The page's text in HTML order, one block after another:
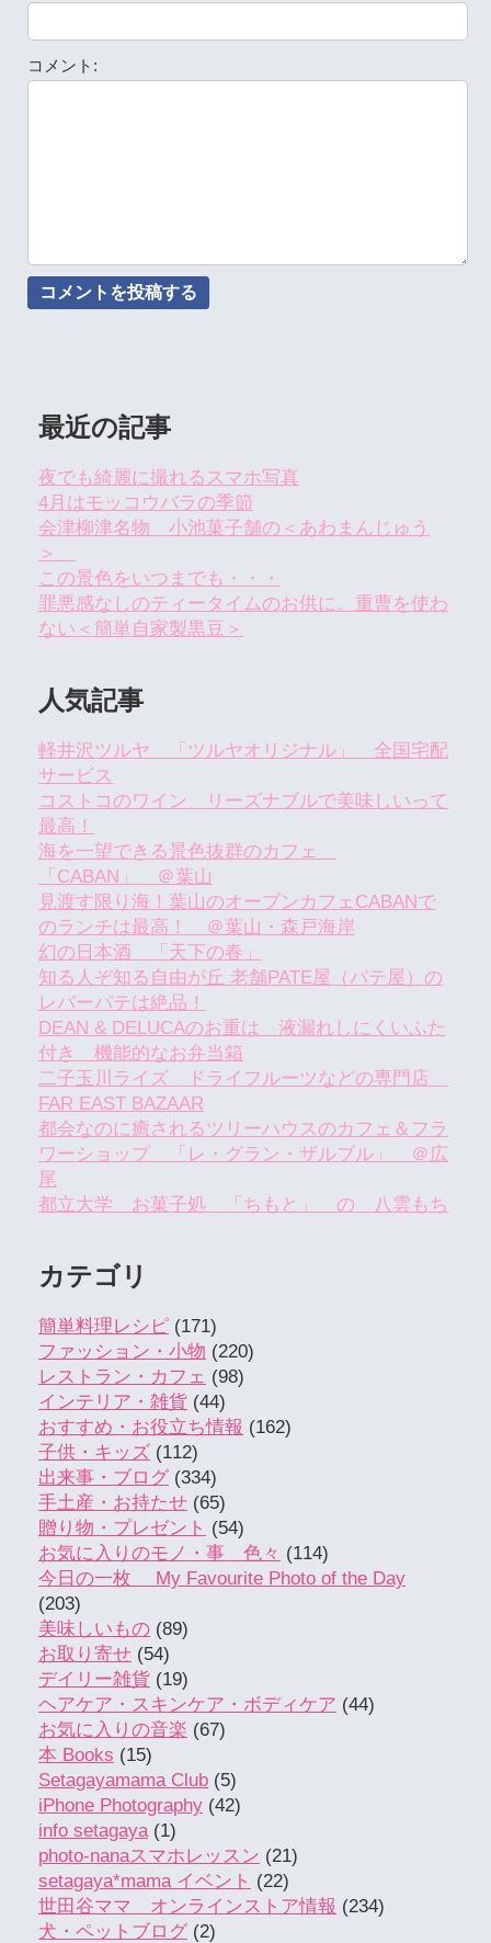
コメント:
最近の記事
夜でも綺麗に撮れるスマホ写真
4月はモッコウバラの季節
会津柳津名物 小池菓子舗の＜あわまんじゅう
＞
この景色をいつまでも・・・
罪悪感なしのティータイムのお供に。重曹を使わ
ない＜簡単自家製黒豆＞
人気記事
軽井沢ツルヤ 「ツルヤオリジナル」 全国宅配
サービス
コストコのワイン リーズナブルで美味しいって
最高！
海を一望できる景色抜群のカフェ
「CABAN」 ＠葉山
見渡す限り海！葉山のオープンカフェCABANで
のランチは最高！ ＠葉山・森戸海岸
幻の日本酒 「天下の春」
知る人ぞ知る自由が丘 老舗PATE屋（パテ屋）の
レバーパテは絶品！
DEAN & DELUCAのお重は 液漏れしにくいふた
付き 機能的なお弁当箱
二子玉川ライズ ドライフルーツなどの専門店
FAR EAST BAZAAR
都会なのに癒されるツリーハウスのカフェ＆フラ
ワーショップ 「レ・グラン・ザルブル」 ＠広
尾
都立大学 お菓子処 「ちもと」 の 八雲もち
カテゴリ
簡単料理レシピ (171)
ファッション・小物 (220)
レストラン・カフェ (98)
インテリア・雑貨 (44)
おすすめ・お役立ち情報 (162)
子供・キッズ (112)
出来事・ブログ (334)
手土産・お持たせ (65)
贈り物・プレゼント (54)
お気に入りのモノ・事 色々 (114)
今日の一枚 My Favourite Photo of the Day
(203)
美味しいもの (89)
お取り寄せ (54)
デイリー雑貨 (19)
ヘアケア・スキンケア・ボディケア (44)
お気に入りの音楽 (67)
本 Books (15)
Setagayamama Club (5)
iPhone Photography (42)
info setagaya(1)
photo-nanaスマホレッスン (21)
setagaya*mama イベント (22)
世田谷ママ オンラインストア情報 (234)
犬・ペットブログ (2)